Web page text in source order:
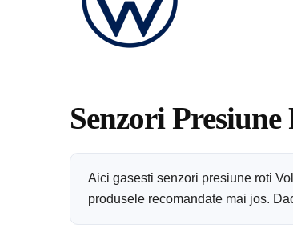
Senzori
Aici gasesti senzori presiune roti
produsele recomandate mai jos.